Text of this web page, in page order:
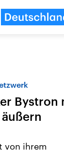
Bystron
von ihrem